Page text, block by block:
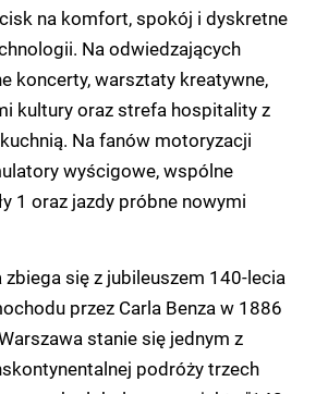
na komfort, spokój i dyskretne
Na odwiedzających
koncerty, warsztaty kreatywne,
kultury oraz strefa hospitality z
Na fanów motoryzacji
wyścigowe, wspólne
1 oraz jazdy próbne nowymi
się z jubileuszem 140-lecia
przez Carla Benza w 1886
stanie się jednym z
podróży trzech